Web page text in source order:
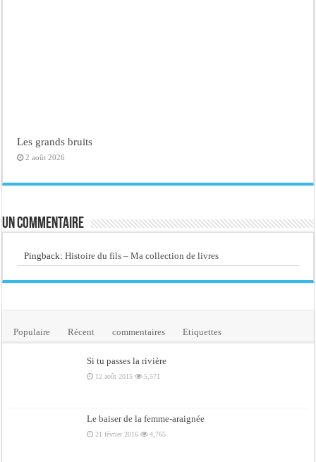
Les grands bruits
2 août 2026
Un commentaire
Pingback:Histoire du fils – Ma collection de livres
Populaire Récent commentaires Etiquettes
Si tu passes la rivière
12 août 2015 5,571
Le baiser de la femme-araignée
21 février 2016 4,765